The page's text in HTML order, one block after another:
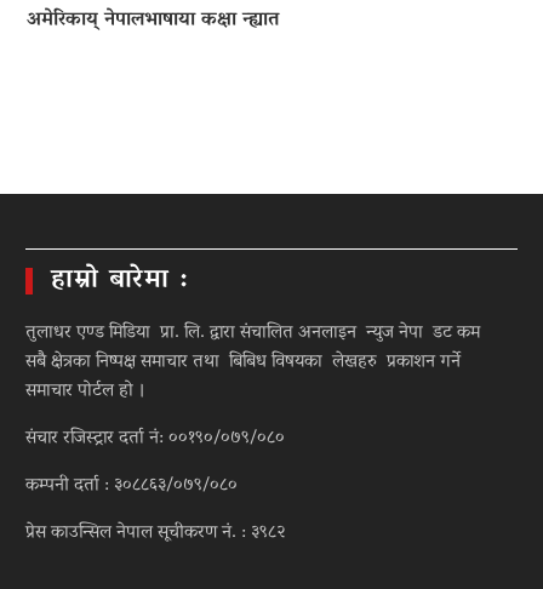
अमेरिकाय् नेपालभाषाया कक्षा न्ह्यात
हाम्रो बारेमा :
तुलाधर एण्ड मिडिया प्रा. लि. द्वारा संचालित अनलाइन न्युज नेपा डट कम
सबै क्षेत्रका निष्पक्ष समाचार तथा बिबिध विषयका लेखहरु प्रकाशन गर्ने
समाचार पोर्टल हो ।
संचार रजिस्ट्रार दर्ता नं: ००१९०/०७९/०८०
कम्पनी दर्ता : ३०८८६३/०७९/०८०
प्रेस काउन्सिल नेपाल सूचीकरण नं. : ३९८२